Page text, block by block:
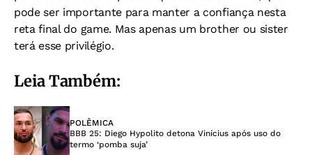
pode ser importante para manter a confiança nesta
reta final do game. Mas apenas um brother ou sister
terá esse privilégio.
Leia Também:
POLÊMICA
BBB 25: Diego Hypolito detona Vinícius após uso do
termo ‘pomba suja’